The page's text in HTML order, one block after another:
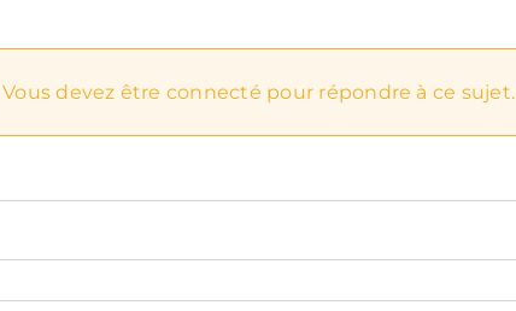
Vous devez être connecté pour répondre à ce sujet.